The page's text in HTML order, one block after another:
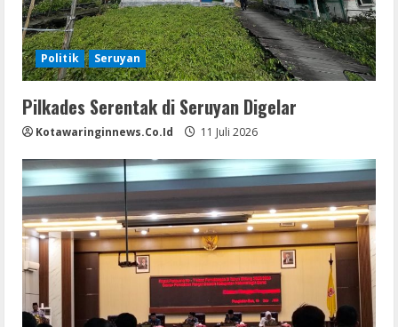
Politik Seruyan
Pilkades Serentak di Seruyan Digelar
Kotawaringinnews.co.id 11 Juli 2026